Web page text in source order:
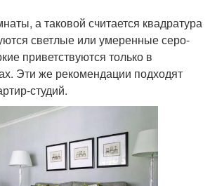
а таковой считается квадратура
светлые или умеренные серо-
приветствуются только в
Эти же рекомендации подходят
студий.